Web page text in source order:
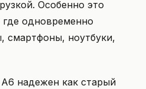
Особенно это
где одновременно
смартфоны, ноутбуки,
надежен как старый